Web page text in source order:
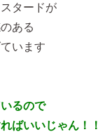
タードが
ある
います
るので
ばいいじゃん！！